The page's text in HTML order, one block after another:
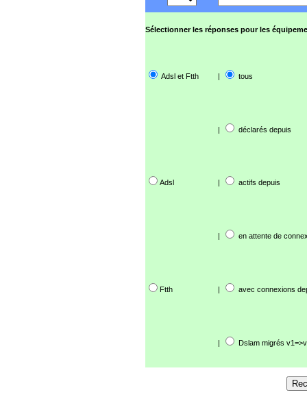
Sélectionner les réponses pour les
Adsl et Ftth | tous
| déclarés depuis
Adsl | actifs depuis
| en attente de
Ftth | avec connexions
| Dslam migrés